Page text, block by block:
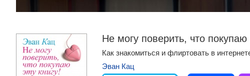
Не могу поверить, что покупаю
Как знакомиться и флиртовать в
Эван Кац